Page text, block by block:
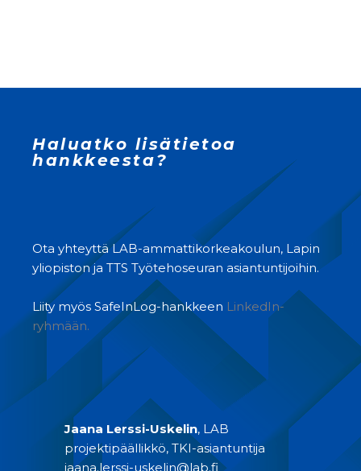
Haluatko lisätietoa
hankkeesta?
Ota yhteyttä LAB-ammattikorkeakoulun, Lapin
yliopiston ja TTS Työtehoseuran asiantuntijoihin.
Liity myös SafeInLog-hankkeen LinkedIn-
ryhmään.
Jaana Lerssi-Uskelin, LAB
projektipäällikkö, TKI-asiantuntija
jaana.lerssi-uskelin@lab.fi